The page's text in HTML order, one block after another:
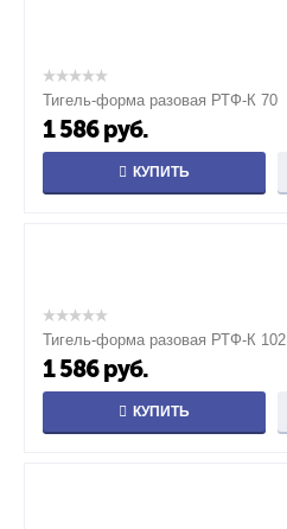
Тигель-форма разовая РТФ-К 70
1 586 руб.
КУПИТЬ
Тигель-форма разовая РТФ-К 102
1 586 руб.
КУПИТЬ